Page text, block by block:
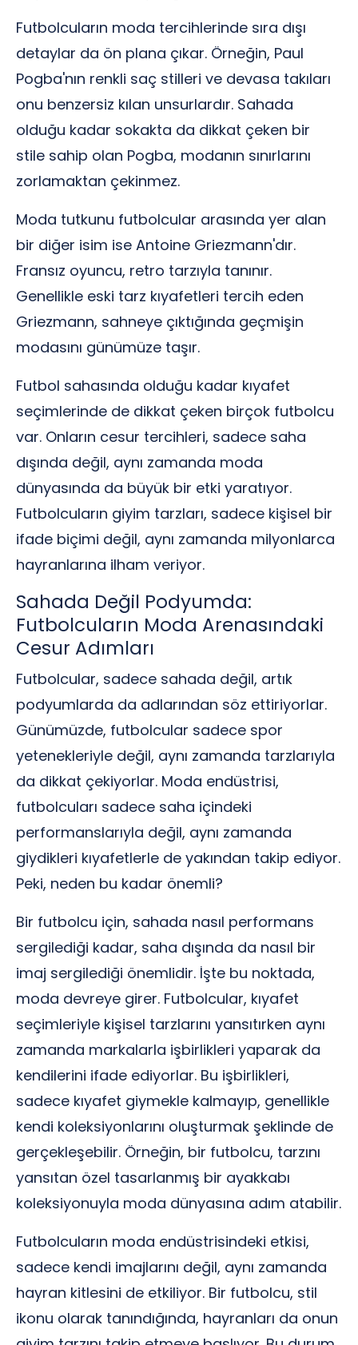
Futbolcuların moda tercihlerinde sıra dışı
detaylar da ön plana çıkar. Örneğin, Paul
Pogba'nın renkli saç stilleri ve devasa takıları
onu benzersiz kılan unsurlardır. Sahada
olduğu kadar sokakta da dikkat çeken bir
stile sahip olan Pogba, modanın sınırlarını
zorlamaktan çekinmez.
Moda tutkunu futbolcular arasında yer alan
bir diğer isim ise Antoine Griezmann'dır.
Fransız oyuncu, retro tarzıyla tanınır.
Genellikle eski tarz kıyafetleri tercih eden
Griezmann, sahneye çıktığında geçmişin
modasını günümüze taşır.
Futbol sahasında olduğu kadar kıyafet
seçimlerinde de dikkat çeken birçok futbolcu
var. Onların cesur tercihleri, sadece saha
dışında değil, aynı zamanda moda
dünyasında da büyük bir etki yaratıyor.
Futbolcuların giyim tarzları, sadece kişisel bir
ifade biçimi değil, aynı zamanda milyonlarca
hayranlarına ilham veriyor.
Sahada Değil Podyumda:
Futbolcuların Moda Arenasındaki
Cesur Adımları
Futbolcular, sadece sahada değil, artık
podyumlarda da adlarından söz ettiriyorlar.
Günümüzde, futbolcular sadece spor
yetenekleriyle değil, aynı zamanda tarzlarıyla
da dikkat çekiyorlar. Moda endüstrisi,
futbolcuları sadece saha içindeki
performanslarıyla değil, aynı zamanda
giydikleri kıyafetlerle de yakından takip ediyor.
Peki, neden bu kadar önemli?
Bir futbolcu için, sahada nasıl performans
sergilediği kadar, saha dışında da nasıl bir
imaj sergilediği önemlidir. İşte bu noktada,
moda devreye girer. Futbolcular, kıyafet
seçimleriyle kişisel tarzlarını yansıtırken aynı
zamanda markalarla işbirlikleri yaparak da
kendilerini ifade ediyorlar. Bu işbirlikleri,
sadece kıyafet giymekle kalmayıp, genellikle
kendi koleksiyonlarını oluşturmak şeklinde de
gerçekleşebilir. Örneğin, bir futbolcu, tarzını
yansıtan özel tasarlanmış bir ayakkabı
koleksiyonuyla moda dünyasına adım atabilir.
Futbolcuların moda endüstrisindeki etkisi,
sadece kendi imajlarını değil, aynı zamanda
hayran kitlesini de etkiliyor. Bir futbolcu, stil
ikonu olarak tanındığında, hayranları da onun